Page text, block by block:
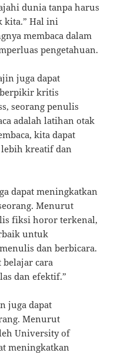
dunia tanpa harus
kita.” Hal ini
membaca dalam
pengetahuan.
juga dapat
kritis
seorang penulis
adalah latihan otak
kita dapat
kreatif dan
dapat meningkatkan
Menurut
fiksi horor terkenal,
untuk
dan berbicara.
belajar cara
dan efektif.”
juga dapat
Menurut
University of
meningkatkan